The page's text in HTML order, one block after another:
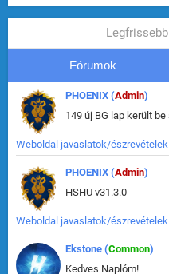
Fórumok
PHOENIX (Admin)
Weboldal javaslatok/észrevételek
PHOENIX (Admin)
HSHU v31.3.0
Weboldal javaslatok/észrevételek
Ekstone (Common)
Kedves Naplóm!